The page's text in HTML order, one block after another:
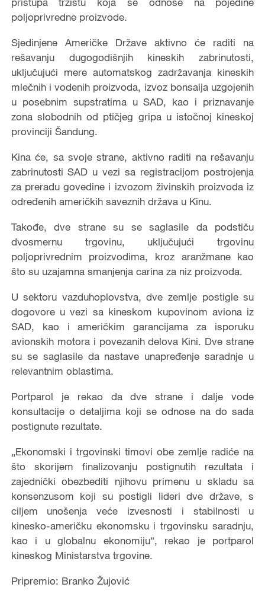
poljoprivredne proizvode.
Sjedinjene Američke Države aktivno će raditi na
rešavanju dugogodišnjih kineskih zabrinutosti,
uključujući mere automatskog zadržavanja kineskih
mlečnih i vodenih proizvoda, izvoz bonsaija uzgojenih
u posebnim supstratima u SAD, kao i priznavanje
zona slobodnih od ptičjeg gripa u istočnoj kineskoj
provinciji Šandung.
Kina će, sa svoje strane, aktivno raditi na rešavanju
zabrinutosti SAD u vezi sa registracijom postrojenja
za preradu govedine i izvozom živinskih proizvoda iz
određenih američkih saveznih država u Kinu.
Takođe, dve strane su se saglasile da podstiču
dvosmernu trgovinu, uključujući trgovinu
poljoprivrednim proizvodima, kroz aranžmane kao
što su uzajamna smanjenja carina za niz proizvoda.
U sektoru vazduhoplovstva, dve zemlje postigle su
dogovore u vezi sa kineskom kupovinom aviona iz
SAD, kao i američkim garancijama za isporuku
avionskih motora i povezanih delova Kini. Dve strane
su se saglasile da nastave unapređenje saradnje u
relevantnim oblastima.
Portparol je rekao da dve strane i dalje vode
konsultacije o detaljima koji se odnose na do sada
postignute rezultate.
„Ekonomski i trgovinski timovi obe zemlje radiće na
što skorijem finalizovanju postignutih rezultata i
zajednički obezbediti njihovu primenu u skladu sa
konsenzusom koji su postigli lideri dve države, s
ciljem unošenja veće izvesnosti i stabilnosti u
kinesko-američku ekonomsku i trgovinsku saradnju,
kao i u globalnu ekonomiju“, rekao je portparol
kineskog Ministarstva trgovine.
Pripremio: Branko Žujović